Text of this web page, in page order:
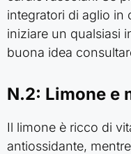
integratori di aglio in
iniziare un qualsiasi
buona idea
N.2: Limone e
Il limone è ricco di
antiossidante,